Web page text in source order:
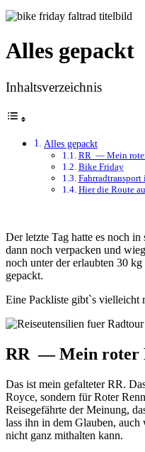
Alles gepackt
Inhaltsverzeichnis
Alles gepackt
RR — Mein
Bike Friday
Fahrradtransport
Hier die Route
Der letzte Tag hatte es noch
dann noch verpacken und
noch unter der erlaubten 30
gepackt.
Eine Packliste gibt`s vielleicht
RR — Mein roter
Das ist mein gefalteter RR.
Royce, sondern für Roter
Reisegefährte der Meinung,
lass ihn in dem Glauben,
nicht ganz mithalten kann.